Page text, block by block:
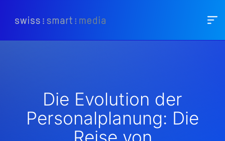
Die Evolution der
Personalplanung: Die